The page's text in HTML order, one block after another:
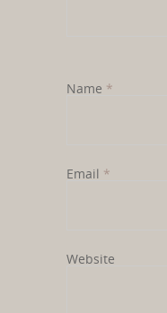
Name *
Email *
Website